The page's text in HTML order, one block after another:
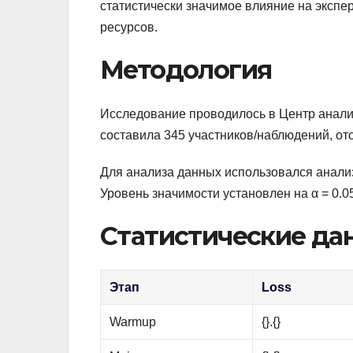
статистически значимое влияние на
ресурсов.
Методология
Исследование проводилось в Центр
составила 345 участников/наблюдений,
Для анализа данных использовался
Уровень значимости установлен на α =
Статистические
Этап Loss
Warmup {}.{}